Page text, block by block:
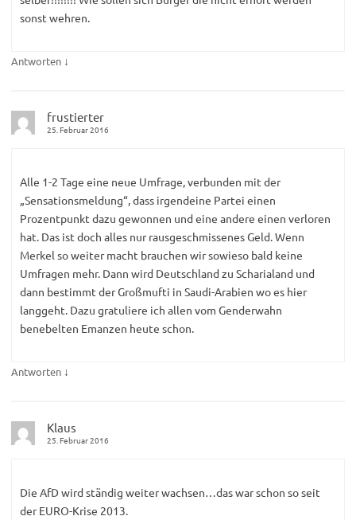
sonst wehren.
Antworten ↓
frustierter
25. Februar 2016
Alle 1-2 Tage eine neue Umfrage, verbunden mit der
„Sensationsmeldung“, dass irgendeine Partei einen
Prozentpunkt dazu gewonnen und eine andere einen verloren
hat. Das ist doch alles nur rausgeschmissenes Geld. Wenn
Merkel so weiter macht brauchen wir sowieso bald keine
Umfragen mehr. Dann wird Deutschland zu Scharialand und
dann bestimmt der Großmufti in Saudi-Arabien wo es hier
langgeht. Dazu gratuliere ich allen vom Genderwahn
benebelten Emanzen heute schon.
Antworten ↓
Klaus
25. Februar 2016
Die AfD wird ständig weiter wachsen…das war schon so seit
der EURO-Krise 2013.